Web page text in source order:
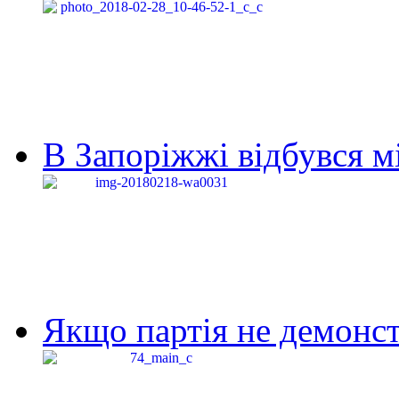
В Запоріжжі відбувся
Якщо партія не